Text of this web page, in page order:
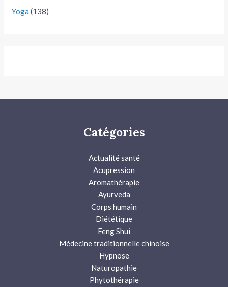
Yoga (138)
Catégories
Actualité santé
Acupression
Aromathérapie
Ayurveda
Corps humain
Diététique
Feng Shui
Médecine traditionnelle chinoise
Hypnose
Naturopathie
Phytothérapie